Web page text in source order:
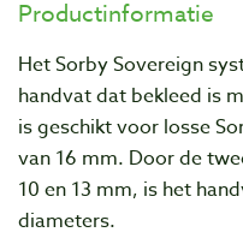
Productinformatie
Het Sorby Sovereign
handvat dat bekleed is
is geschikt voor losse
van 16 mm. Door de
10 en 13 mm, is het
diameters.